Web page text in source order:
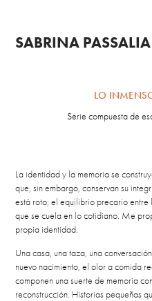
SABRINA PASSALIA
LO
Serie compuesta de
La identidad y la memoria se
que, sin embargo, conservan su
está roto; el equilibrio precario
que se cuela en lo cotidiano. Me
propia identidad.
Una casa, una taza, una
nuevo nacimiento, el olor a comida
componen una suerte de memoria
reconstrucción. Historias pequeñas